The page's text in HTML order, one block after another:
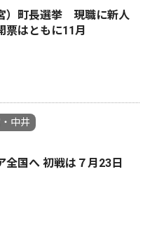
）町長選挙 現職に新人
はともに11月
中井
全国へ 初戦は７月23日